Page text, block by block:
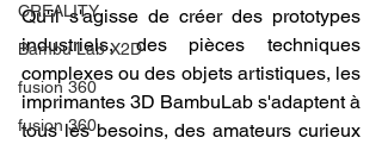
CREALITY
Bambu Lab X2D
fusion 360
fusion 360
Qu'il s'agisse de créer des prototypes
industriels, des pièces techniques
complexes ou des objets artistiques, les
imprimantes 3D BambuLab s'adaptent à
tous les besoins, des amateurs curieux